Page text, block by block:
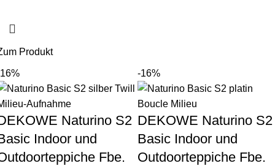
Produkt
Naturino S2
Indoor und
Fbe.
-16%
DEKOWE Naturino S2
Basic Indoor und
Outdoorteppiche Fbe.